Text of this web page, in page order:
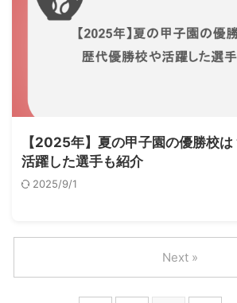
【2025年】夏の甲子園の優勝校
活躍した選手も紹介
2025/9/1
Next »